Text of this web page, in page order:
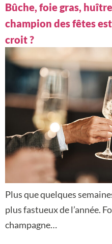
Bûche, foie gras,
champion des fêtes
croit ?
Plus que quelques
plus fastueux de l’année.
champagne…